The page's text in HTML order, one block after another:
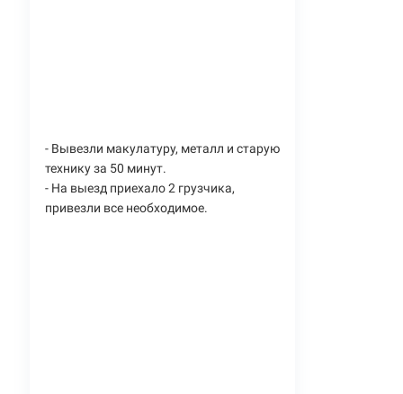
- Вывезли макулатуру, металл и старую
технику за 50 минут.
- На выезд приехало 2 грузчика,
привезли все необходимое.